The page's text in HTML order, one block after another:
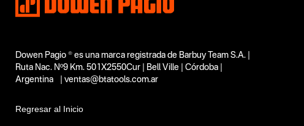
Dowen Pagio ® es una marca registrada de Barbuy Team S.A. |
Ruta Nac. Nº9 Km. 501X2550Cur | Bell Ville | Córdoba |
Argentina | ventas@btatools.com.ar
Regresar al Inicio